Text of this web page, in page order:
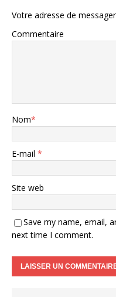
Votre adresse de
Commentaire
Nom*
E-mail *
Site web
Save my name, email,
next time I comment.